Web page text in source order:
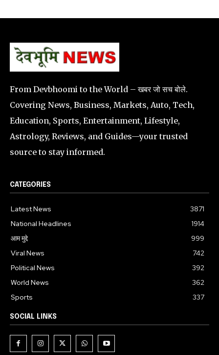
From Devbhoomi to the World – खबर जो सच बोले.
Covering News, Business, Markets, Auto, Tech,
Education, Sports, Entertainment, Lifestyle,
Astrology, Reviews, and Guides—your trusted
source to stay informed.
CATEGORIES
Latest News
3871
National Headlines
1914
आम मुद्दे
999
Viral News
742
Political News
392
World News
362
Sports
337
SOCIAL LINKS